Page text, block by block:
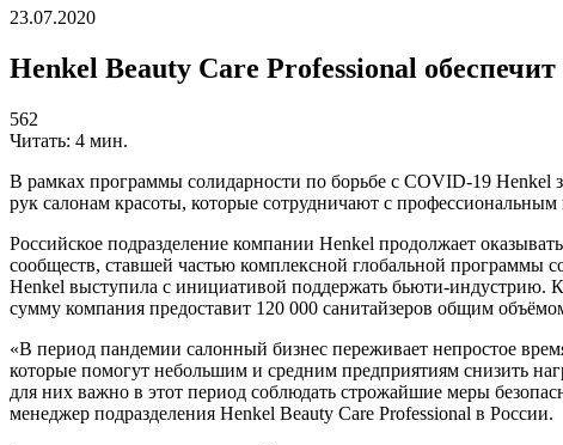
23.07.2020
Henkel Beauty Care Professional
562
Читать: 4 мин.
В рамках программы солидарности по борьбе с COVID-19 Henkel
рук салонам красоты, которые сотрудничают с
Российское подразделение компании Henkel продолжает
сообществ, ставшей частью комплексной глобальной программы
Henkel выступила с инициативой поддержать бьюти-индустрию.
сумму компания предоставит 120 000 санитайзеров общим
«В период пандемии салонный бизнес переживает непростое
которые помогут небольшим и средним предприятиям снизить
для них важно в этот период соблюдать строжайшие меры
менеджер подразделения Henkel Beauty Care Professional в России.